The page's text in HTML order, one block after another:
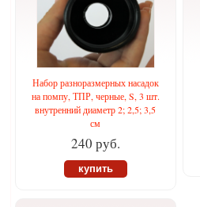
Набор разноразмерных насадок
на помпу, ТПР, черные, S, 3 шт.
внутренний диаметр 2; 2,5; 3,5
см
240 руб.
купить